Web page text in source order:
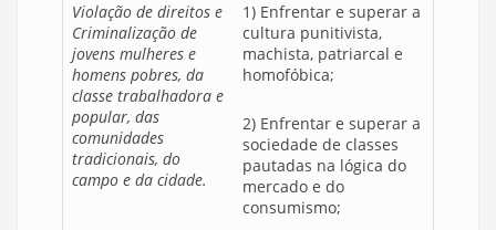
Violação de direitos e
Criminalização de
jovens mulheres e
homens pobres, da
classe trabalhadora e
popular, das
comunidades
tradicionais, do
campo e da cidade.
1) Enfrentar e superar a
cultura punitivista,
machista, patriarcal e
homofóbica;
2) Enfrentar e superar a
sociedade de classes
pautadas na lógica do
mercado e do
consumismo;